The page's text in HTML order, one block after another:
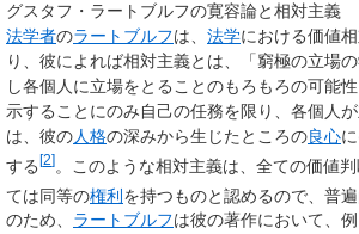
グスタフ・ラートブルフの寛容論と相対主義
法学者のラートブルフは、 法学における価値
り、彼によれば相対主義とは、「窮極の立場
し各個人に立場をとることのもろもろの可能
示することにのみ自己の任務を限り、各個人
は、彼の人格の深みから生じたところの良心
する[2]。このような相対主義は、全ての価値
ては同等の権利を持つものと認めるので、普
のため、 ラートブルフは彼の著作において、